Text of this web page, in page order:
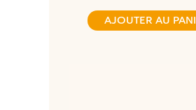
AJOUTER AU